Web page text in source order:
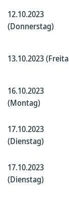
12.10.2023
(Donnerstag)
13.10.2023
16.10.2023
(Montag)
17.10.2023
(Dienstag)
17.10.2023
(Dienstag)